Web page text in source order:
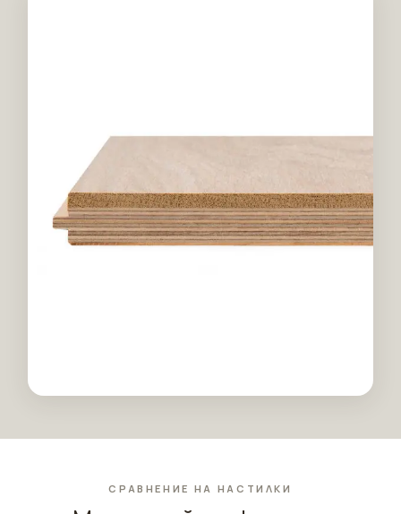
СРАВНЕНИЕ НА НАСТИЛКИ